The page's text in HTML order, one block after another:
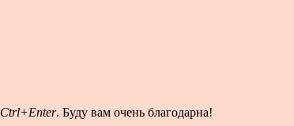
Ctrl+Enter. Буду вам очень благодарна!